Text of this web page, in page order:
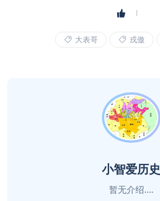
大表哥 戎傲
小智爱历史
暂无介绍....